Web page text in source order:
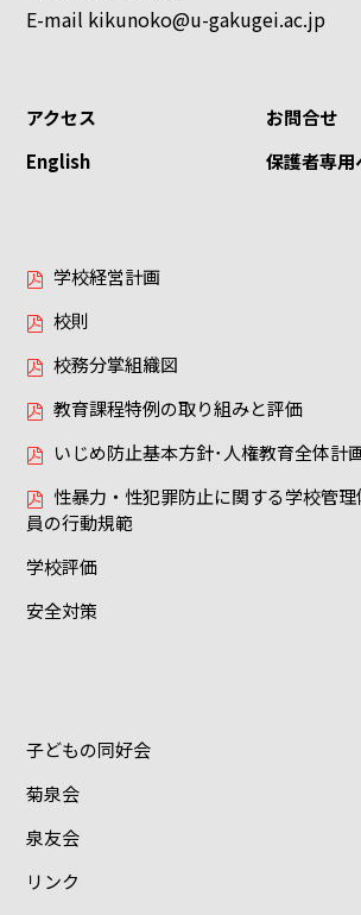
E-mail kikunoko@u-gakugei.ac.jp
アクセス
お問合せ
English
保護者専用
学校経営計画
校則
校務分掌組織図
教育課程特例の取り組みと評価
いじめ防止基本方針･人権教育全体計
性暴力・性犯罪防止に関する学校管
員の行動規範
学校評価
安全対策
子どもの同好会
菊泉会
泉友会
リンク